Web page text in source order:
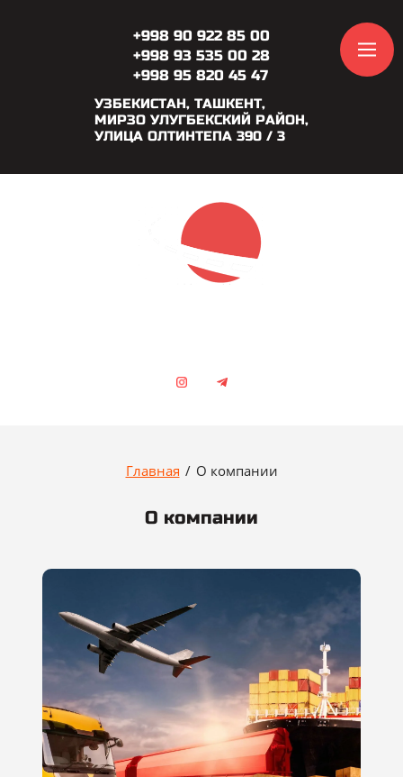
+998 90 922 85 00
+998 93 535 00 28
+998 95 820 45 47
УЗБЕКИСТАН, ТАШКЕНТ,
МИРЗО УЛУГБЕКСКИЙ РАЙОН,
УЛИЦА ОЛТИНТЕПА 390 / 3
Главная / О компании
О компании